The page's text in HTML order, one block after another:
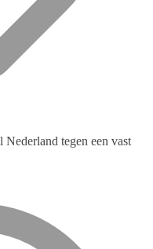
tegen een vast